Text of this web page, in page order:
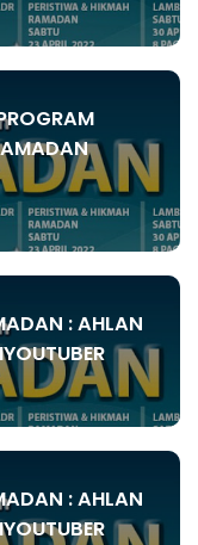
: AHLAN
: AHLAN